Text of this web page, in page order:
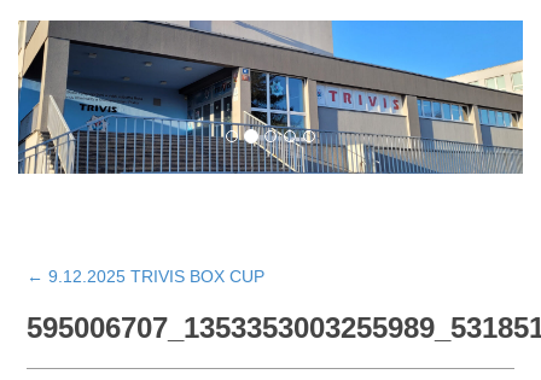
← 9.12.2025 TRIVIS BOX CUP